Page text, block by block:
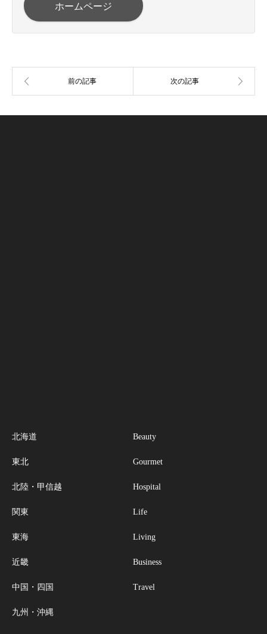
ホームページ
北海道
東北
北陸・甲信越
関東
東海
近畿
中国・四国
九州・沖縄
Beauty
Gourmet
Hospital
Life
Living
Business
Travel